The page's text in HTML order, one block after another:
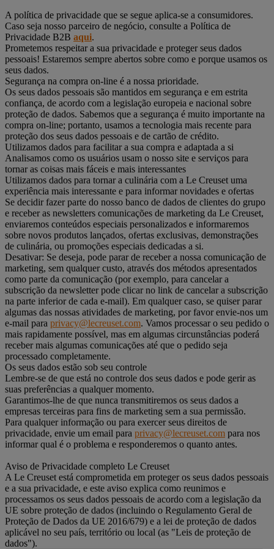
A política de privacidade que se segue aplica-se a consumidores.
Caso seja nosso parceiro de negócio, consulte a Política de
Privacidade B2B aqui.
Prometemos respeitar a sua privacidade e proteger seus dados
pessoais! Estaremos sempre abertos sobre como e porque usamos os
seus dados.
Segurança na compra on-line é a nossa prioridade.
Os seus dados pessoais são mantidos em segurança e em estrita
confiança, de acordo com a legislação europeia e nacional sobre
proteção de dados. Sabemos que a segurança é muito importante na
compra on-line; portanto, usamos a tecnologia mais recente para
proteção dos seus dados pessoais e de cartão de crédito.
Utilizamos dados para facilitar a sua compra e adaptada a si
Analisamos como os usuários usam o nosso site e serviços para
tornar as coisas mais fáceis e mais interessantes
Utilizamos dados para tornar a culinária com a Le Creuset uma
experiência mais interessante e para informar novidades e ofertas
Se decidir fazer parte do nosso banco de dados de clientes do grupo
e receber as newsletters comunicações de marketing da Le Creuset,
enviaremos conteúdos especiais personalizados e informaremos
sobre novos produtos lançados, ofertas exclusivas, demonstrações
de culinária, ou promoções especiais dedicadas a si.
Desativar: Se deseja, pode parar de receber a nossa comunicação de
marketing, sem qualquer custo, através dos métodos apresentados
como parte da comunicação (por exemplo, para cancelar a
subscrição da newsletter pode clicar no link de cancelar a subscrição
na parte inferior de cada e-mail). Em qualquer caso, se quiser parar
algumas das nossas atividades de marketing, por favor envie-nos um
e-mail para privacy@lecreuset.com. Vamos processar o seu pedido o
mais rapidamente possível, mas em algumas circunstâncias poderá
receber mais algumas comunicações até que o pedido seja
processado completamente.
Os seus dados estão sob seu controle
Lembre-se de que está no controle dos seus dados e pode gerir as
suas preferências a qualquer momento.
Garantimos-lhe de que nunca transmitiremos os seus dados a
empresas terceiras para fins de marketing sem a sua permissão.
Para qualquer informação ou para exercer seus direitos de
privacidade, envie um email para privacy@lecreuset.com para nos
informar qual é o problema e responderemos o quanto antes.
Aviso de Privacidade completo Le Creuset
A Le Creuset está comprometida em proteger os seus dados pessoais
e a sua privacidade, e este aviso explica como reunimos e
processamos os seus dados pessoais de acordo com a legislação da
UE sobre proteção de dados (incluindo o Regulamento Geral de
Proteção de Dados da UE 2016/679) e a lei de proteção de dados
aplicável no seu país, território ou local (as "Leis de proteção de
dados").